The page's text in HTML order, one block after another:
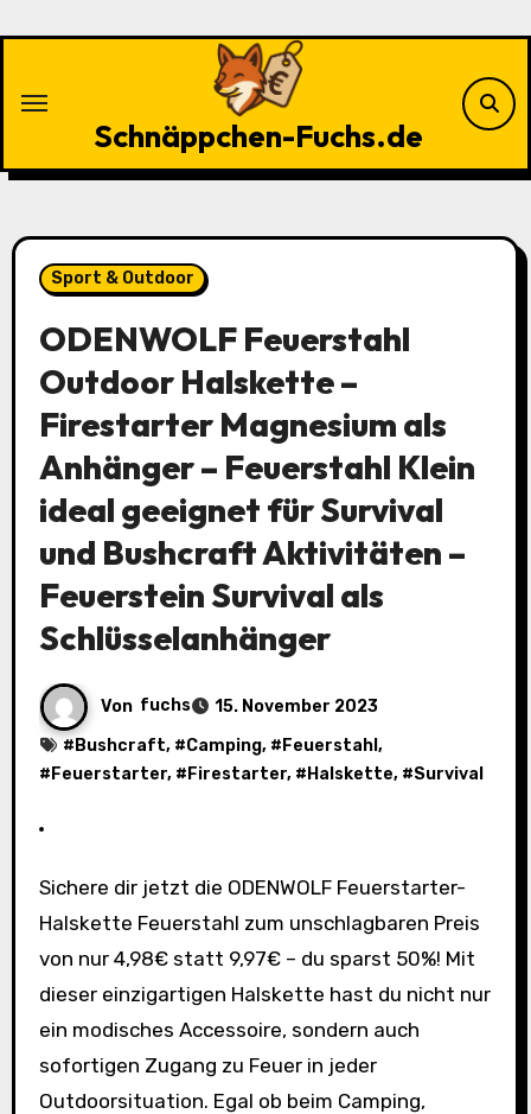
Schnäppchen-Fuchs.de
Sport & Outdoor
ODENWOLF Feuerstahl
Outdoor Halskette –
Firestarter Magnesium als
Anhänger – Feuerstahl Klein
ideal geeignet für Survival
und Bushcraft Aktivitäten –
Feuerstein Survival als
Schlüsselanhänger
Von fuchs
15. November 2023
# Bushcraft, #Camping, # Feuerstahl ,
# Feuerstarter, # Firestarter, # Halskette, #Survival
Sichere dir jetzt die ODENWOLF Feuerstarter-
Halskette Feuerstahl zum unschlagbaren Preis
von nur 4,98€ statt 9,97€ – du sparst 50%! Mit
dieser einzigartigen Halskette hast du nicht nur
ein modisches Accessoire, sondern auch
sofortigen Zugang zu Feuer in jeder
Outdoorsituation. Egal ob beim Camping,